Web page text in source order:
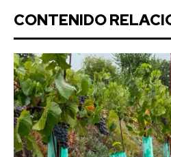
CONTENIDO